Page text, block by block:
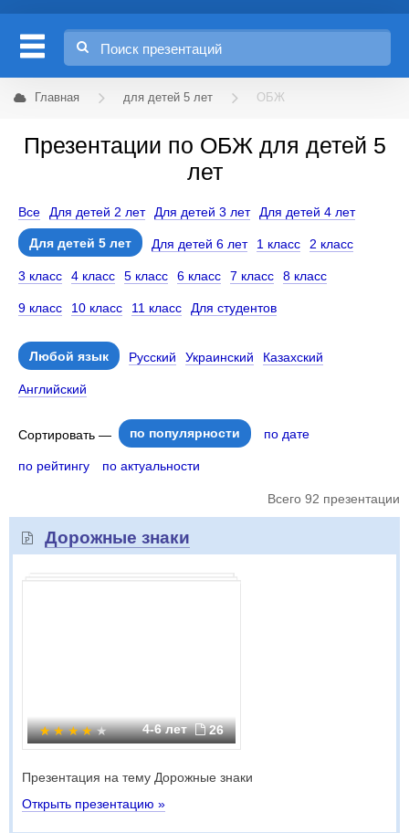
Главная для детей 5 лет ОБЖ
Презентации по ОБЖ для детей 5
лет
Все Для детей 2 лет Для детей 3 лет Для детей 4 лет
Для детей 5 лет Для детей 6 лет 1 класс 2 класс
3 класс 4 класс 5 класс 6 класс 7 класс 8 класс
9 класс 10 класс 11 класс Для студентов
Любой язык Русский Украинский Казахский
Английский
Сортировать — по популярности по дате
по рейтингу по актуальности
Всего 92 презентации
Дорожные знаки
4-6 лет 26
Презентация на тему Дорожные знаки
Открыть презентацию »